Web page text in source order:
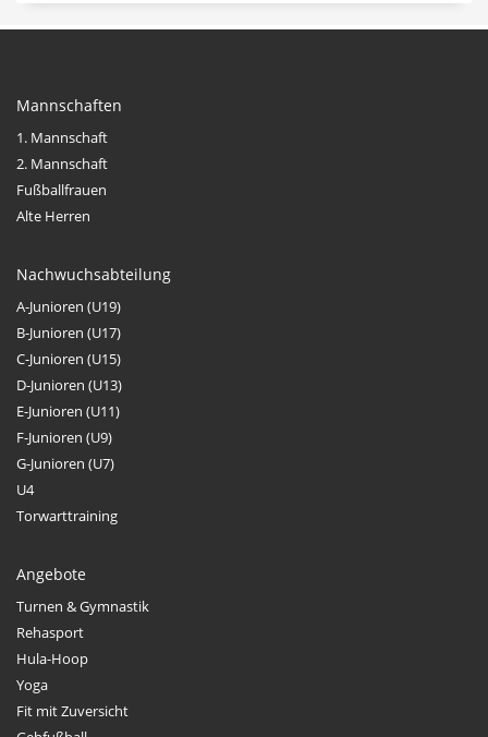
Mannschaften
1. Mannschaft
2. Mannschaft
Fußballfrauen
Alte Herren
Nachwuchsabteilung
A-Junioren (U19)
B-Junioren (U17)
C-Junioren (U15)
D-Junioren (U13)
E-Junioren (U11)
F-Junioren (U9)
G-Junioren (U7)
U4
Torwarttraining
Angebote
Turnen & Gymnastik
Rehasport
Hula-Hoop
Yoga
Fit mit Zuversicht